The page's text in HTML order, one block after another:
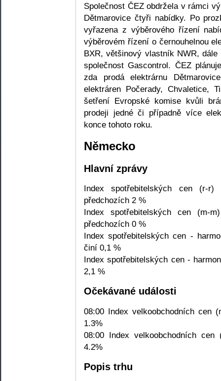
Společnost ČEZ obdržela v rámci
Dětmarovice čtyři nabídky. Po
vyřazena z výběrového řízení
výběrovém řízení o černouhelnou
BXR, většinový vlastník NWR,
společnost Gascontrol. ČEZ
zda prodá elektrárnu
elektráren Počerady, Chvaletice,
šetření Evropské komise kvůli
prodeji jedné či případně více
konce tohoto roku.
Německo
Hlavní zprávy
Index spotřebitelských cen
předchozích 2 %
Index spotřebitelských cen
předchozích 0 %
Index spotřebitelských cen -
činí 0,1 %
Index spotřebitelských cen -
2,1 %
Očekávané události
08:00 Index velkoobchodních cen
1.3%
08:00 Index velkoobchodních
4.2%
Popis trhu